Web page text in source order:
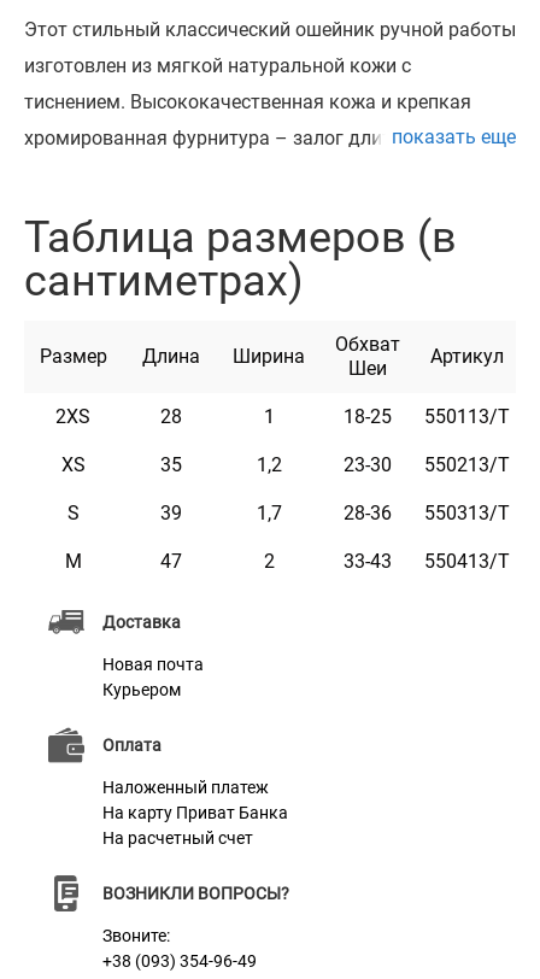
Доставка
Новая почта
Курьером
Оплата
Наложенный платеж
На карту Приват Банка
На расчетный счет
ВОЗНИКЛИ ВОПРОСЫ?
Звоните:
+38 (093) 354-96-49
Этот стильный классический ошейник ручной работы
изготовлен из мягкой натуральной кожи с
тиснением. Высококачественная кожа и крепкая
хромированная фурнитура – залог длительной
Этот ошейник может быть укомплектован
адресником из стали на заклепках с возможностью
наносится высокоточным лазерным оборудованием.
коричневый, красный, ментоловый, розовый и
фиолетовый.
Характеристики
Материал
Пряжка
Цвет
показать еще
Таблица размеров (в
сантиметрах)
Размер Длина Ширина
Обхват
Шеи
Артикул
2XS 28 1 18-25 550113/Т
XS 35 1,2 23-30 550213/Т
S 39 1,7 28-36 550313/Т
M 47 2 33-43 550413/Т